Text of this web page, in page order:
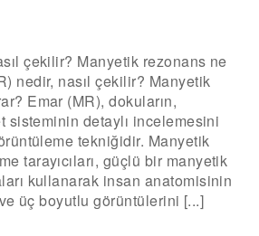
çekilir? Manyetik rezonans ne
nedir, nasıl çekilir? Manyetik
Emar (MR), dokuların,
sisteminin detaylı incelemesini
tekniğidir. Manyetik
tarayıcıları, güçlü bir manyetik
kullanarak insan anatomisinin
üç boyutlu görüntülerini [...]